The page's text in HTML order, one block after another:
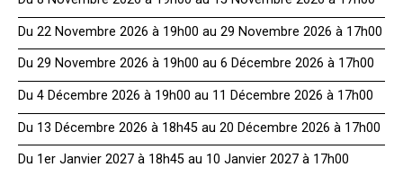
Du 22 Novembre 2026 à 19h00 au 29 Novembre 2026 à 17h00
Du 29 Novembre 2026 à 19h00 au 6 Décembre 2026 à 17h00
Du 4 Décembre 2026 à 19h00 au 11 Décembre 2026 à 17h00
Du 13 Décembre 2026 à 18h45 au 20 Décembre 2026 à 17h00
Du 1er Janvier 2027 à 18h45 au 10 Janvier 2027 à 17h00